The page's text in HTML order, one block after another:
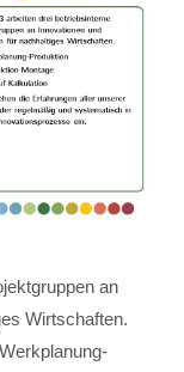
an
Wirtschaften.